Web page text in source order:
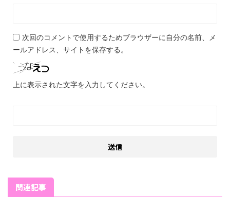
次回のコメントで使用するためブラウザーに自分の名前、メ
ールアドレス、サイトを保存する。
上に表示された文字を入力してください。
関連記事